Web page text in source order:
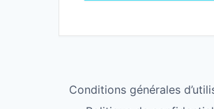
Conditions générales